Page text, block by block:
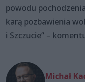
powodu
karą pozbawienia
i Szczucie” –
Michał